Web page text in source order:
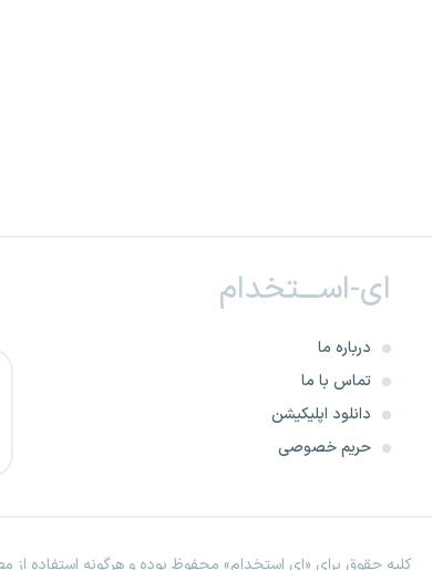
ای-اســـتخدام
درباره ما
تماس با ما
دانلود اپلیکیشن
حریم خصوصی
کلیه حقوق برای «ای استخدام» محفوظ بوده و هرگونه استفاده